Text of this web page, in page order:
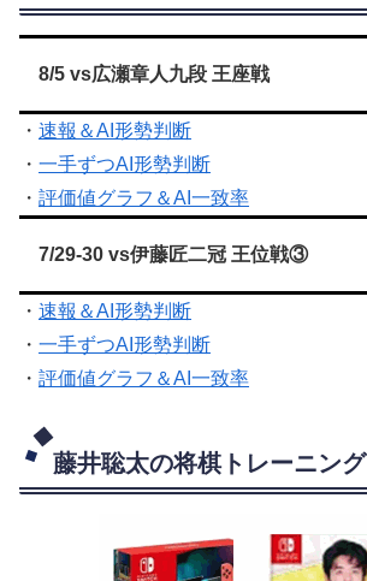
8/5 vs広瀬章人九段 王座戦
・ 速報＆AI形勢判断
・ 一手ずつAI形勢判断
・ 評価値グラフ＆AI一致率
7/29-30 vs伊藤匠二冠 王位戦③
・ 速報＆AI形勢判断
・ 一手ずつAI形勢判断
・ 評価値グラフ＆AI一致率
藤井聡太の将棋トレーニング